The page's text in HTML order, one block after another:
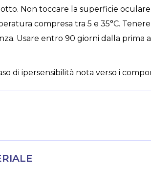
Non toccare la superficie
compresa tra 5 e 35°C.
Usare entro 90 giorni dalla
di ipersensibilità nota verso i